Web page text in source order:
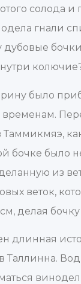
солода
гнали
дубовые
было
бочке было
из
веток,
делая
длинная
Таллинна.